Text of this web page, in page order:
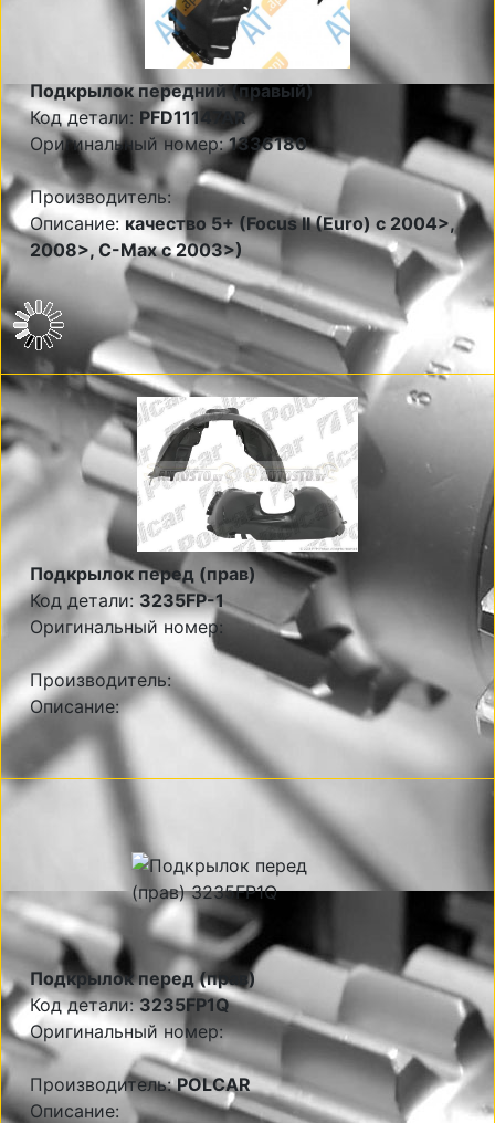
Подкрылок передний (правый)
Код детали: PFD11147AR
Оригинальный номер:1336180
Производитель:
Описание: качество 5+ (Focus II (Euro) c 2004>,
2008>, C-Max c 2003>)
Подкрылок перед (прав)
Код детали: 3235FP-1
Оригинальный номер:
Производитель:
Описание:
Подкрылок перед (прав)
Код детали:3235FP1Q
Оригинальный номер:
Производитель:POLCAR
Описание: